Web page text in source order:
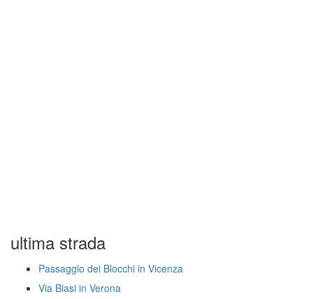
ultima strada
Passaggio dei Blocchi in Vicenza
Via Biasi in Verona